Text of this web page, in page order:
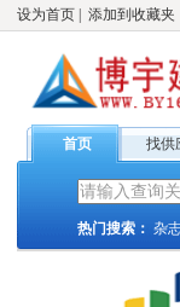
设为首页 添加到收藏夹
首页 找供
热门搜索： 杂